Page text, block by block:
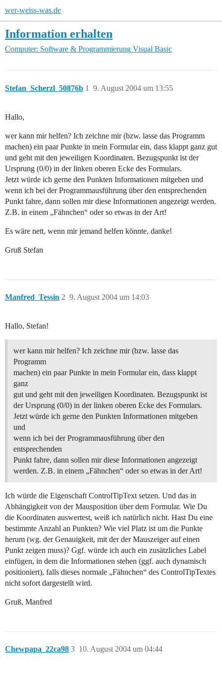
wer-weiss-was.de
Information erhalten
Computer: Software & Programmierung Visual Basic
Stefan_Scherzl_50876b 9. August 2004 um 13:55
1
Hallo,
wer kann mir helfen? Ich zeichne mir (bzw. lasse das Programm
machen) ein paar Punkte in mein Formular ein, dass klappt ganz gut
und geht mit den jeweiligen Koordinaten. Bezugspunkt ist der
Ursprung (0/0) in der linken oberen Ecke des Formulars.
Jetzt würde ich gerne den Punkten Informationen mitgeben und
wenn ich bei der Programmausführung über den entsprechenden
Punkt fahre, dann sollen mir diese Informationen angezeigt werden.
Z.B. in einem „Fähnchen“ oder so etwas in der Art!
Es wäre nett, wenn mir jemand helfen könnte, danke!
Gruß Stefan
Manfred_Tessin 9. August 2004 um 14:03
2
Hallo, Stefan!
wer kann mir helfen? Ich zeichne mir (bzw. lasse das
Programm
machen) ein paar Punkte in mein Formular ein, dass klappt
ganz
gut und geht mit den jeweiligen Koordinaten. Bezugspunkt ist
der Ursprung (0/0) in der linken oberen Ecke des Formulars.
Jetzt würde ich gerne den Punkten Informationen mitgeben
und
wenn ich bei der Programmausführung über den
entsprechenden
Punkt fahre, dann sollen mir diese Informationen angezeigt
werden. Z.B. in einem „Fähnchen“ oder so etwas in der Art!
Ich würde die Eigenschaft ControlTipText setzen. Und das in
Abhängigkeit von der Mausposition über dem Formular. Wie Du
die Koordinaten auswertest, weiß ich natürlich nicht. Hast Du eine
bestimmte Anzahl an Punkten? Wie viel Platz ist um die Punkte
herum (wg. der Genauigkeit, mit der der Mauszeiger auf einen
Punkt zeigen muss)? Ggf. würde ich auch ein zusätzliches Label
einfügen, in dem die Informationen stehen (ggf. auch dynamisch
positioniert), falls dieses normale „Fähnchen“ des ControlTipTextes
nicht sofort dargestellt wird.
Gruß, Manfred
Chewpapa_22ca98 10. August 2004 um 04:44
3